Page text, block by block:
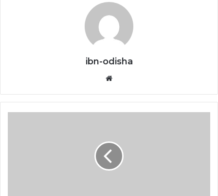
ibn-odisha
Website